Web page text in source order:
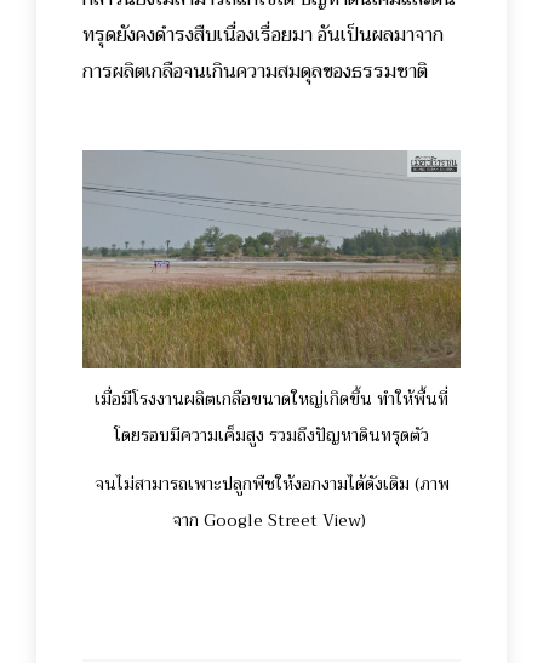
ทรุดยังคงดำรงสืบเนื่องเรื่อยมา อันเป็นผลมาจาก
การผลิตเกลือจนเกินความสมดุลของธรรมชาติ
เมื่อมีโรงงานผลิตเกลือขนาดใหญ่เกิดขึ้น ทำให้พื้นที่
โดยรอบมีความเค็มสูง รวมถึงปัญหาดินทรุดตัว
จนไม่สามารถเพาะปลูกพืชให้งอกงามได้ดังเดิม (ภาพ
จาก Google Street View)